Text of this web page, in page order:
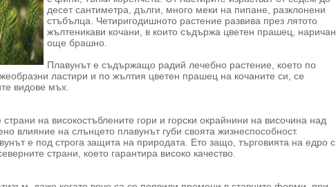
десет сантиметра, дълги, много меки на пипане, разклонени
стъбълца. Четиригодишното растение развива през лятото
жълтеникави кочани, в които съдържа цветен прашец, наричан
още брашно.
Плавунът е съдържащо радий лечебно растение, което по
ластири и по жълтия цветен прашец на кочаните си, се
видове мъх.
на високостъблените гори и горски окрайнини на височина над
влияние на слънцето плавунът губи своята жизнеспособност.
е под строга защита на природата. Ето защо, търговията на едро с
страни, което гарантира високо качество.